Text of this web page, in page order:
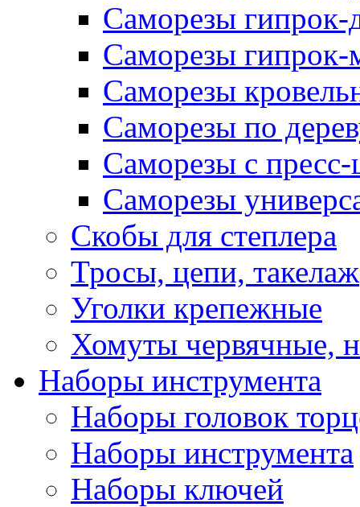
Саморезы гипрок-
Саморезы гипрок-
Саморезы
Саморезы по
Саморезы с
Саморезы
Скобы для степлера
Тросы, цепи, такелаж
Уголки крепежные
Хомуты червячные,
Наборы инструмента
Наборы головок
Наборы инструмента
Наборы ключей